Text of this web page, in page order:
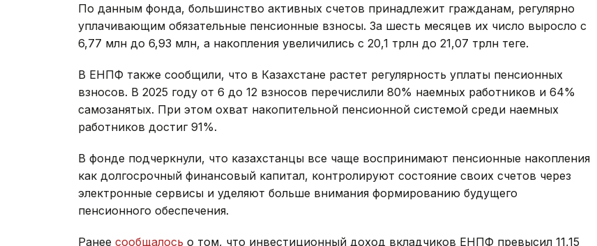
По данным фонда, большинство активных счетов принадлежит гражданам, регулярно
уплачивающим обязательные пенсионные взносы. За шесть месяцев их число выросло с
6,77 млн до 6,93 млн, а накопления увеличились с 20,1 трлн до 21,07 трлн теңге.
В ЕНПФ также сообщили, что в Казахстане растет регулярность уплаты пенсионных
взносов. В 2025 году от 6 до 12 взносов перечислили 80% наемных работников и 64%
самозанятых. При этом охват накопительной пенсионной системой среди наемных
работников достиг 91%.
В фонде подчеркнули, что казахстанцы все чаще воспринимают пенсионные накопления
как долгосрочный финансовый капитал, контролируют состояние своих счетов через
электронные сервисы и уделяют больше внимания формированию будущего
пенсионного обеспечения.
Ранее сообщалось о том, что инвестиционный доход вкладчиков ЕНПФ превысил 11,15